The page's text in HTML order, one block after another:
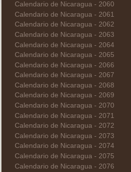
Calendario de Nicaragua - 2060
Calendario de Nicaragua - 2061
Calendario de Nicaragua - 2062
Calendario de Nicaragua - 2063
Calendario de Nicaragua - 2064
Calendario de Nicaragua - 2065
Calendario de Nicaragua - 2066
Calendario de Nicaragua - 2067
Calendario de Nicaragua - 2068
Calendario de Nicaragua - 2069
Calendario de Nicaragua - 2070
Calendario de Nicaragua - 2071
Calendario de Nicaragua - 2072
Calendario de Nicaragua - 2073
Calendario de Nicaragua - 2074
Calendario de Nicaragua - 2075
Calendario de Nicaragua - 2076